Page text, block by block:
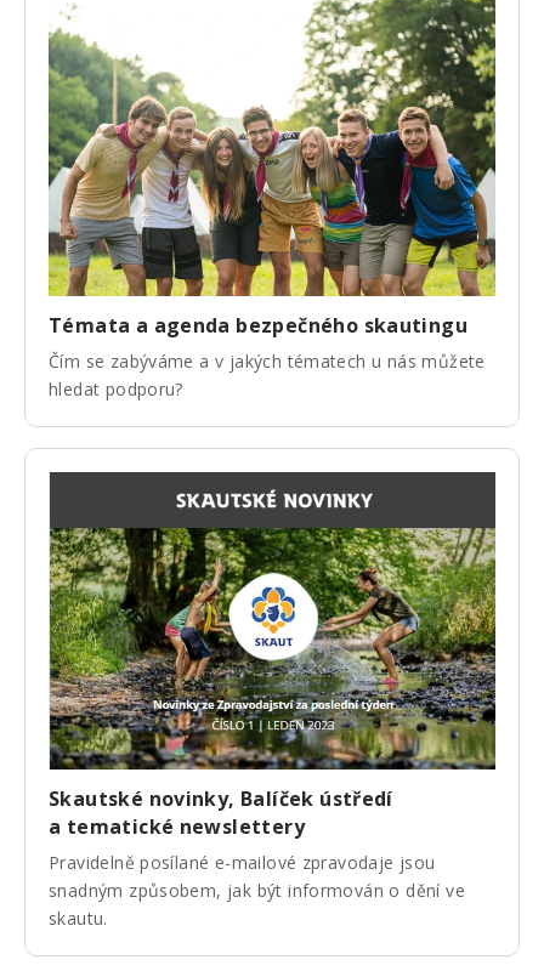
Témata a agenda bezpečného skautingu
Čím se zabýváme a v jakých tématech u nás můžete
hledat podporu?
Skautské novinky, Balíček ústředí
a tematické newslettery
Pravidelně posílané e-mailové zpravodaje jsou
snadným způsobem, jak být informován o dění ve
skautu.